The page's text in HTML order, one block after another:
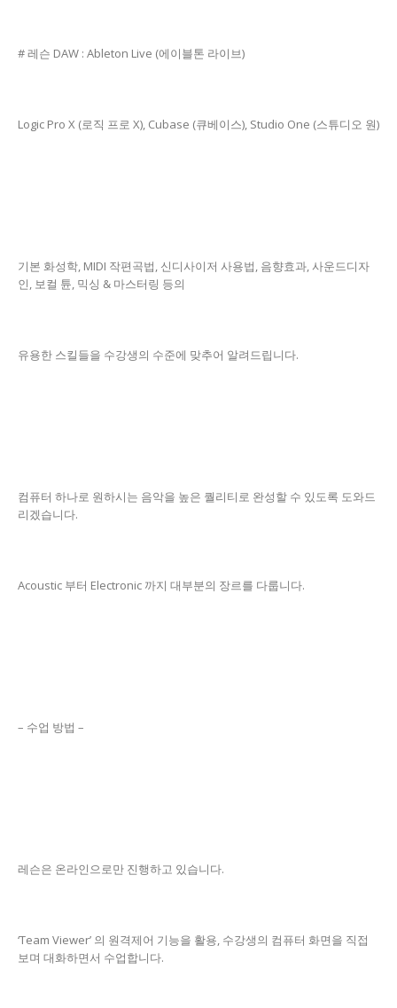
# 레슨 DAW : Ableton Live (에이블톤 라이브)
Logic Pro X (로직 프로 X), Cubase (큐베이스), Studio One (스튜디오 원)
기본 화성학, MIDI 작편곡법, 신디사이저 사용법, 음향효과, 사운드디자
인, 보컬 튠, 믹싱 & 마스터링 등의
유용한 스킬들을 수강생의 수준에 맞추어 알려드립니다.
컴퓨터 하나로 원하시는 음악을 높은 퀄리티로 완성할 수 있도록 도와드
리겠습니다.
Acoustic 부터 Electronic 까지 대부분의 장르를 다룹니다.
– 수업 방법 –
레슨은 온라인으로만 진행하고 있습니다.
‘Team Viewer’ 의 원격제어 기능을 활용, 수강생의 컴퓨터 화면을 직접
보며 대화하면서 수업합니다.